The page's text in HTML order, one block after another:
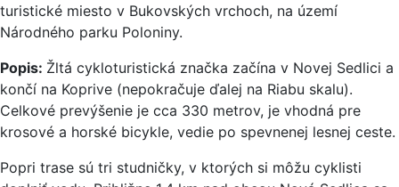
turistické miesto v Bukovských vrchoch, na území
Národného parku Poloniny.
Popis: Žltá cykloturistická značka začína v Novej Sedlici a
končí na Koprive (nepokračuje ďalej na Riabu skalu).
Celkové prevýšenie je cca 330 metrov, je vhodná pre
krosové a horské bicykle, vedie po spevnenej lesnej ceste.
Popri trase sú tri studničky, v ktorých si môžu cyklisti